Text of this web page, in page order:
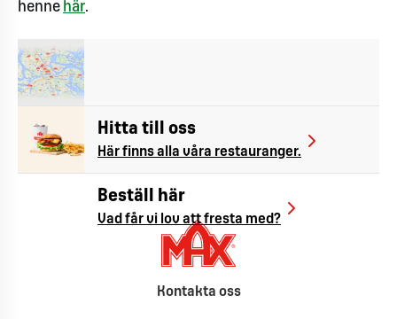
henne här.
Hitta till oss
Här finns alla våra restauranger.
Beställ här
Vad får vi lov att fresta med?
Kontakta oss